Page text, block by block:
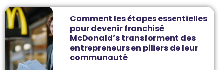
Comment les étapes essentielles
pour devenir franchisé
McDonald’s transforment des
entrepreneurs en piliers de leur
communauté